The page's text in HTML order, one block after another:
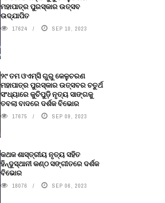
ମହାପାତ୍ର ପୁରସ୍କାର ଉତ୍ସବ
ଉଦ୍‍ଯାପିତ
17624 SEP 10, 2023
୨୯ ତମ ଓଏମ୍‌ସି ଗୁରୁ କେଳୁଚରଣ
ମହାପାତ୍ର ପୁରସ୍କାର ଉତ୍ସବର ଚତୁର୍ଥ
ସଂଧ୍ୟାରେ କୁଚିପୁଡ଼ି ନୃତ୍ୟ ସାଙ୍ଗକୁ
ତବଲା ବାଦରେ ଦର୍ଶକ ବିଭୋର
17675 SEP 09, 2023
କଥକ ଶାସ୍ତ୍ରୀୟ ନୃତ୍ୟ ସହିତ
ହିନ୍ଦୁସ୍ଥାନୀ କଣ୍ଠ ସଙ୍ଗୀତରେ ଦର୍ଶକ
ବିଭୋର
18076 SEP 06, 2023